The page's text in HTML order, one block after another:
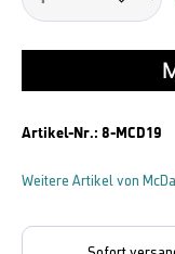
Artikel-Nr.: 8-MCD19
Weitere Artikel von